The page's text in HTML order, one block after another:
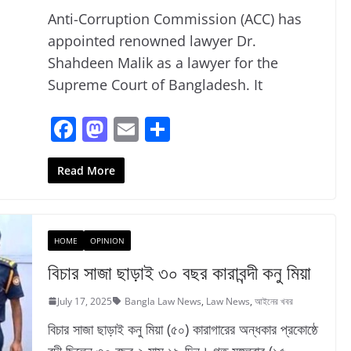
Anti-Corruption Commission (ACC) has
appointed renowned lawyer Dr.
Shahdeen Malik as a lawyer for the
Supreme Court of Bangladesh. It
F
a
c
b
o
o
k
M
a
st
d
o
n
E
Read More
HOME OPINION
বিচার সাজা ছাড়াই ৩০ বছর কারাবন্দী কনু মিয়া
July 17, 2025 Bangla Law News, Law News,আইনের খবর
বিচার সাজা ছাড়াই কনু মিয়া (৫০) কারাগারের অন্ধকার প্রকোষ্ঠে